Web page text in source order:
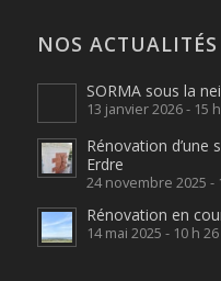
NOS ACTUALITÉS
SORMA sous la
13 janvier 2026 - 15
Rénovation d’une
Erdre
24 novembre 2025 -
Rénovation en
14 mai 2025 - 10 h